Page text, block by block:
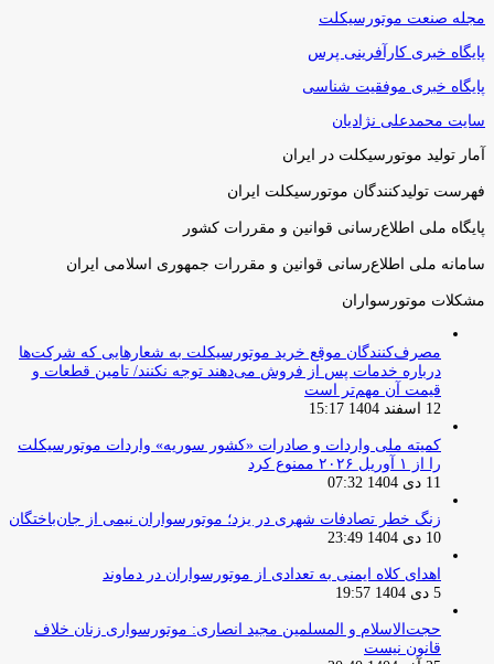
مجله صنعت موتورسیکلت
پایگاه خبری کارآفرینی پرس
پایگاه خبری موفقیت شناسی
سایت محمدعلی نژادیان
آمار تولید موتورسیکلت در ایران
فهرست تولیدکنندگان موتورسیکلت ایران
پایگاه ملی اطلاع‌رسانی قوانین و مقررات کشور
سامانه ملی اطلاع‌رسانی قوانین و مقررات جمهوری اسلامی ایران
مشکلات موتورسواران
مصرف‌کنندگان موقع خرید موتورسیکلت به شعارهایی که شرکت‌ها
درباره خدمات پس از فروش می‌دهند توجه نکنند/ تامین قطعات و
قیمت آن مهم‌تر است
12 اسفند 1404 15:17
کمیته ملی واردات و صادرات «کشور سوریه» واردات موتورسیکلت
را از ۱ آوریل ۲۰۲۶ ممنوع کرد
11 دی 1404 07:32
زنگ خطر تصادفات شهری در یزد؛ موتورسواران نیمی از جان‌باختگان
10 دی 1404 23:49
اهدای کلاه ایمنی به تعدادی از موتورسواران در دماوند
5 دی 1404 19:57
حجت‌الاسلام و المسلمین مجید انصاری: موتورسواری زنان خلاف
قانون نیست